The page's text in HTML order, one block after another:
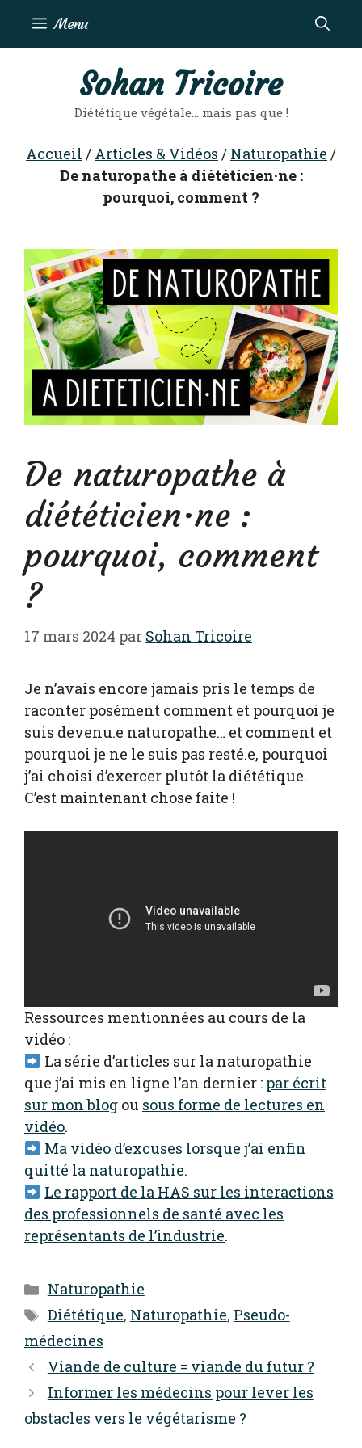
contenu
Menu
Sohan Tricoire
Diététique végétale… mais pas que !
Accueil / Articles & Vidéos / Naturopathie /
De naturopathe à diététicien·ne :
pourquoi, comment ?
De naturopathe à
diététicien·ne :
pourquoi, comment
?
17 mars 2024 par Sohan Tricoire
Je n’avais encore jamais pris le temps de
raconter posément comment et pourquoi je
suis devenu.e naturopathe… et comment et
pourquoi je ne le suis pas resté.e, pourquoi
j’ai choisi d’exercer plutôt la diététique.
C’est maintenant chose faite !
Ressources mentionnées au cours de la
vidéo :
La série d’articles sur la naturopathie
que j’ai mis en ligne l’an dernier : par écrit
sur mon blog ou sous forme de lectures en
vidéo.
Ma vidéo d’excuses lorsque j’ai enfin
quitté la naturopathie.
Le rapport de la HAS sur les interactions
des professionnels de santé avec les
représentants de l’industrie.
Catégories
Naturopathie
Étiquettes
Diététique, Naturopathie, Pseudo-
médecines
Viande de culture = viande du futur ?
Informer les médecins pour lever les
obstacles vers le végétarisme ?